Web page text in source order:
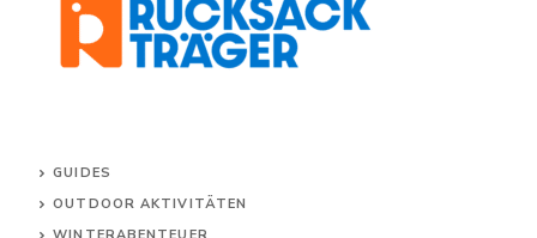
GUIDES
OUTDOOR AKTIVITÄTEN